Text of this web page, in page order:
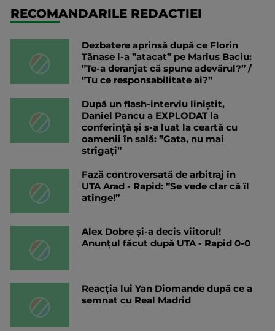
RECOMANDARILE REDACTIEI
Dezbatere aprinsă după ce Florin
Tănase l-a ”atacat” pe Marius Baciu:
”Te-a deranjat că spune adevărul?” /
”Tu ce responsabilitate ai?”
După un flash-interviu liniștit,
Daniel Pancu a EXPLODAT la
conferință și s-a luat la ceartă cu
oamenii în sală: ”Gata, nu mai
strigați”
Fază controversată de arbitraj în
UTA Arad - Rapid: ”Se vede clar că îl
atinge!”
Alex Dobre și-a decis viitorul!
Anunțul făcut după UTA - Rapid 0-0
Reacția lui Yan Diomande după ce a
semnat cu Real Madrid